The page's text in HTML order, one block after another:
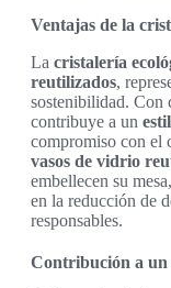
Ventajas de la
La cristalería
reutilizados,
sostenibilidad. Con
contribuye a un
compromiso con el
vasos de vidrio
embellecen su
en la reducción de
responsables.
Contribución a un